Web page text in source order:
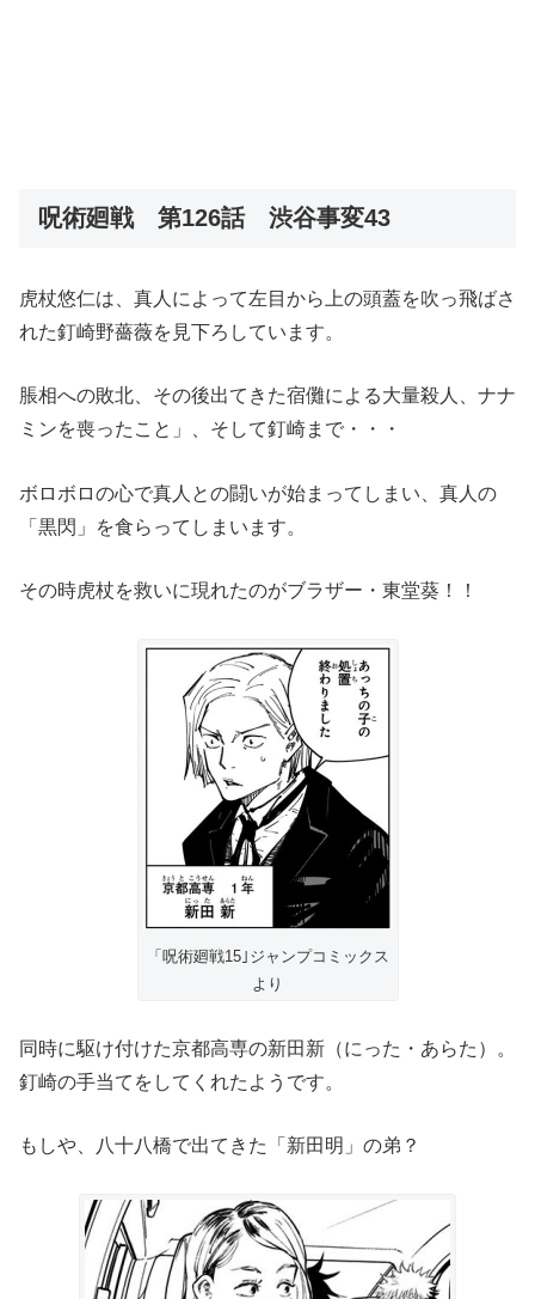
呪術廻戦 第126話 渋谷事変43
虎杖悠仁は、真人によって左目から上の頭蓋を吹っ飛ばさ
れた釘崎野薔薇を見下ろしています。
脹相への敗北、その後出てきた宿儺による大量殺人、ナナ
ミンを喪ったこと」、そして釘崎まで・・・
ボロボロの心で真人との闘いが始まってしまい、真人の
「黒閃」を食らってしまいます。
その時虎杖を救いに現れたのがブラザー・東堂葵！！
「呪術廻戦15｣ジャンプコミックス
より
同時に駆け付けた京都高専の新田新（にった・あらた）。
釘崎の手当てをしてくれたようです。
もしや、八十八橋で出てきた「新田明」の弟？